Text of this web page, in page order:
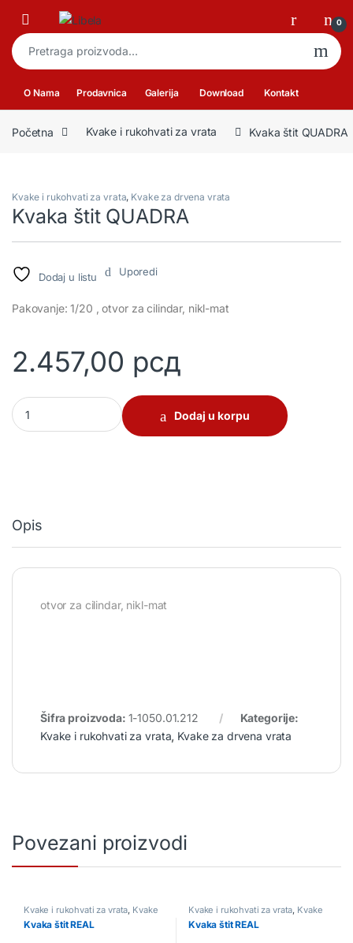
Skip to navigation
Skip to content
Open 0
Pretraga za:
O Nama Prodavnica Galerija Download Kontakt
Početna Kvake i rukohvati za vrata Kvaka štit QUADRA
Kvake i rukohvati za vrata, Kvake za drvena vrata
Kvaka štit QUADRA
Dodaj u listu Uporedi
Pakovanje: 1/20 , otvor za cilindar, nikl-mat
2.457,00 рсд
Kvaka štit QUADRA quantity
Dodaj u korpu
Opis
otvor za cilindar, nikl-mat
Šifra proizvoda: 1-1050.01.212
Kategorije:
Kvake i rukohvati za vrata, Kvake za drvena vrata
Povezani proizvodi
Kvake i rukohvati za vrata, Kvake
za drvena vrata
Kvaka štit REAL
Kvake i rukohvati za vrata, Kvake
za drvena vrata
Kvaka štit REAL